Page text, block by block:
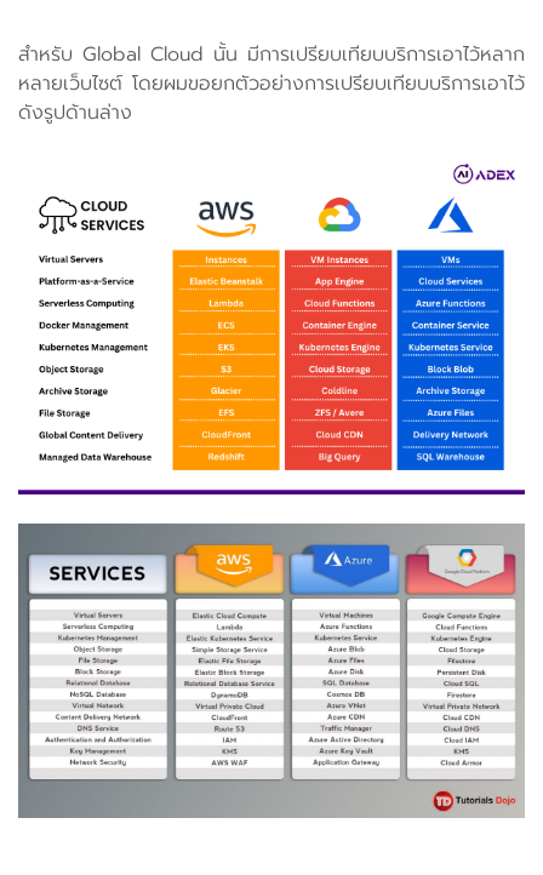
สำหรับ Global Cloud นั้น มีการเปรียบเทียบบริการเอาไว้หลาก
หลายเว็บไซต์ โดยผมขอยกตัวอย่างการเปรียบเทียบบริการเอาไว้
ดังรูปด้านล่าง